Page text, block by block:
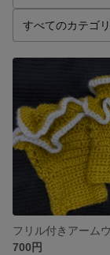
フリル付きアーム
700円